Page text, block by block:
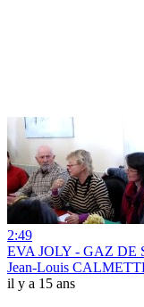
2:49
EVA JOLY - GAZ DE
Jean-Louis
il y a 15 ans